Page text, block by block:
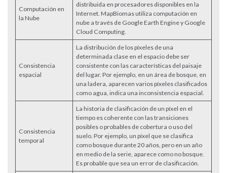
Computación en
la Nube
distribuida en procesadores disponibles en la
Internet. MapBiomas utiliza computación en
nube a través de Google Earth Engine y Google
Cloud Computing.
Consistencia
espacial
La distribución de los píxeles de una
determinada clase en el espacio debe ser
consistente con las características del paisaje
del lugar. Por ejemplo, en un área de bosque, en
una ladera, aparecen varios píxeles clasificados
como agua, indica una inconsistencia espacial.
Consistencia
temporal
La historia de clasificación de un píxel en el
tiempo es coherente con las transiciones
posibles o probables de cobertura o uso del
suelo. Por ejemplo, un píxel que se clasifica
como bosque durante 20 años, pero en un año
en medio de la serie, aparece como no bosque.
Es probable que sea un error de clasificación.